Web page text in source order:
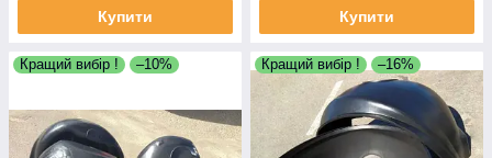
Купити Купити
Кращий вибір ! –10% Кращий вибір ! –16%